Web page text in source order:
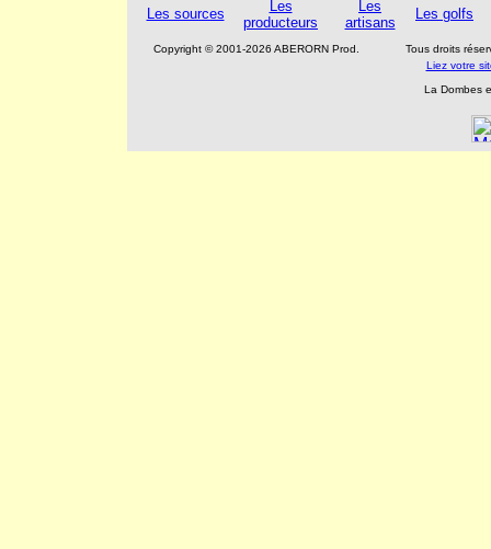
Les sources
Les
producteurs
Les
artisans
Les golfs
Copyright © 2001-2026 ABERORN Prod.
Tous droits
Liez votre
La Dombes